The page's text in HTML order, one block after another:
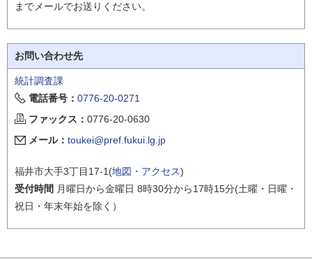
までメールでお送りください。
お問い合わせ先
統計調査課
電話番号： 0776-20-0271
ファックス： 0776-20-0630
メール： toukei@pref.fukui.lg.jp
福井市大手3丁目17-1(地図・アクセス)
受付時間 月曜日から金曜日 8時30分から17時15分(土曜・日曜・
祝日・年末年始を除く）